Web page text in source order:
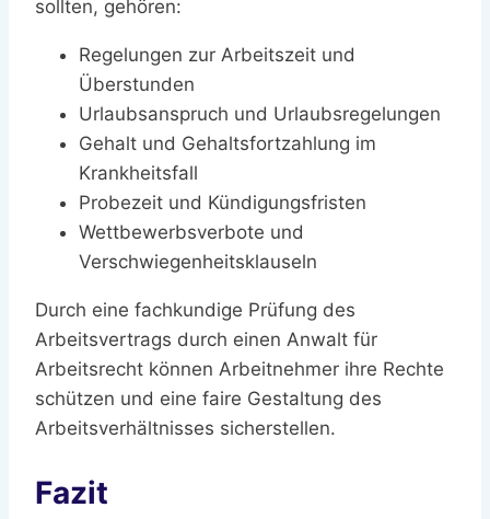
sollten, gehören:
Regelungen zur Arbeitszeit und
Überstunden
Urlaubsanspruch und Urlaubsregelungen
Gehalt und Gehaltsfortzahlung im
Krankheitsfall
Probezeit und Kündigungsfristen
Wettbewerbsverbote und
Verschwiegenheitsklauseln
Durch eine fachkundige Prüfung des
Arbeitsvertrags durch einen Anwalt für
Arbeitsrecht können Arbeitnehmer ihre Rechte
schützen und eine faire Gestaltung des
Arbeitsverhältnisses sicherstellen.
Fazit